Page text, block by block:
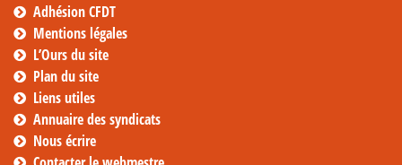
Adhésion CFDT
Mentions légales
L’Ours du site
Plan du site
Liens utiles
Annuaire des syndicats
Nous écrire